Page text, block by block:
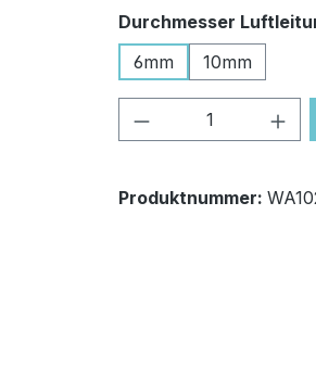
Durchmesser
6mm
10mm
Produkt
Produktnummer: